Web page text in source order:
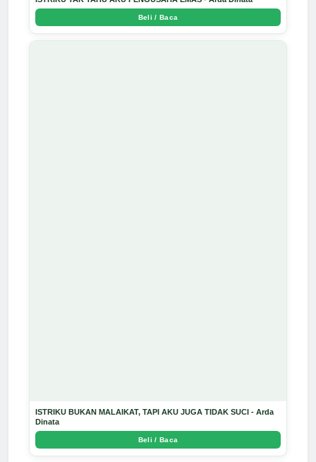
Beli / Baca
ISTRIKU BUKAN MALAIKAT, TAPI AKU JUGA TIDAK SUCI - Arda
Dinata
Beli / Baca